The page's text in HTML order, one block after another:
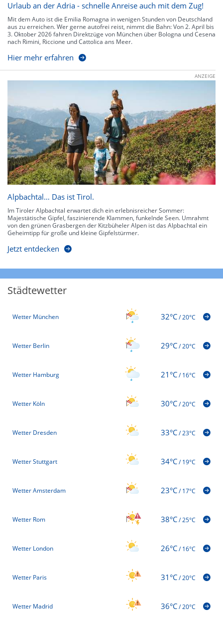
Urlaub an der Adria - schnelle Anreise auch mit dem Zug!
Mit dem Auto ist die Emilia Romagna in wenigen Stunden von Deutschland
aus zu erreichen. Wer gerne autofrei reist, nimmt die Bahn: Von 2. April bis
3. Oktober 2026 fahren Direktzüge von München über Bologna und Cesena
nach Rimini, Riccione und Cattolica ans Meer.
Hier mehr erfahren
ANZEIGE
Alpbachtal… Das ist Tirol.
Im Tiroler Alpbachtal erwartet dich ein erlebnisreicher Sommer:
Majestätische Gipfel, faszinierende Klammen, funkelnde Seen. Umrahmt
von den grünen Grasbergen der Kitzbüheler Alpen ist das Alpbachtal ein
Geheimtipp für große und kleine Gipfelstürmer.
Jetzt entdecken
Städtewetter
Wetter München 32°C/20°C
Wetter Berlin 29°C/20°C
Wetter Hamburg 21°C/16°C
Wetter Köln 30°C/20°C
Wetter Dresden 33°C/23°C
Wetter Stuttgart 34°C/19°C
Wetter Amsterdam 23°C/17°C
Wetter Rom 38°C/25°C
Wetter London 26°C/16°C
Wetter Paris 31°C/20°C
Wetter Madrid 36°C/20°C